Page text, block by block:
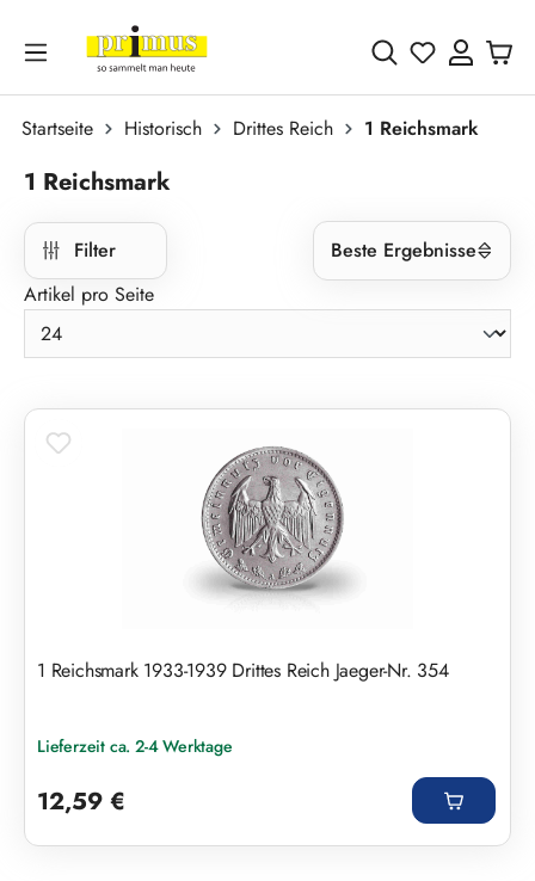
Zum Hauptinhalt springen
Du hast 0
Startseite Historisch Drittes Reich 1 Reichsmark
1 Reichsmark
Filter
Beste Ergebnisse
Artikel pro Seite
1 Reichsmark 1933-1939 Drittes Reich Jaeger-Nr. 354
Lieferzeit ca. 2-4 Werktage
12,59 €